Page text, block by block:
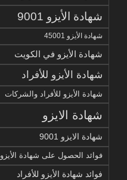
شهادة الأيزو 9001
شهادة الأيزو 45001
شهادة الأيزو في الكويت
شهادة الأيزو للأفراد
شهادة الأيزو للأفراد والشركات
شهادة الايزو
شهادة الايزو 9001
فوائد الحصول على شهادة الأيزو
فوائد شهادة الأيزو للأفراد